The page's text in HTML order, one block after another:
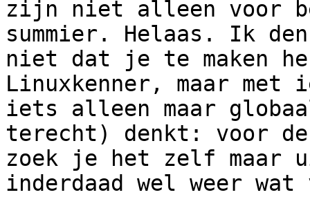
zijn niet alleen voor
summier. Helaas. Ik
niet dat je te maken
Linuxkenner, maar met
iets alleen maar
terecht) denkt: voor
zoek je het zelf maar
inderdaad wel weer